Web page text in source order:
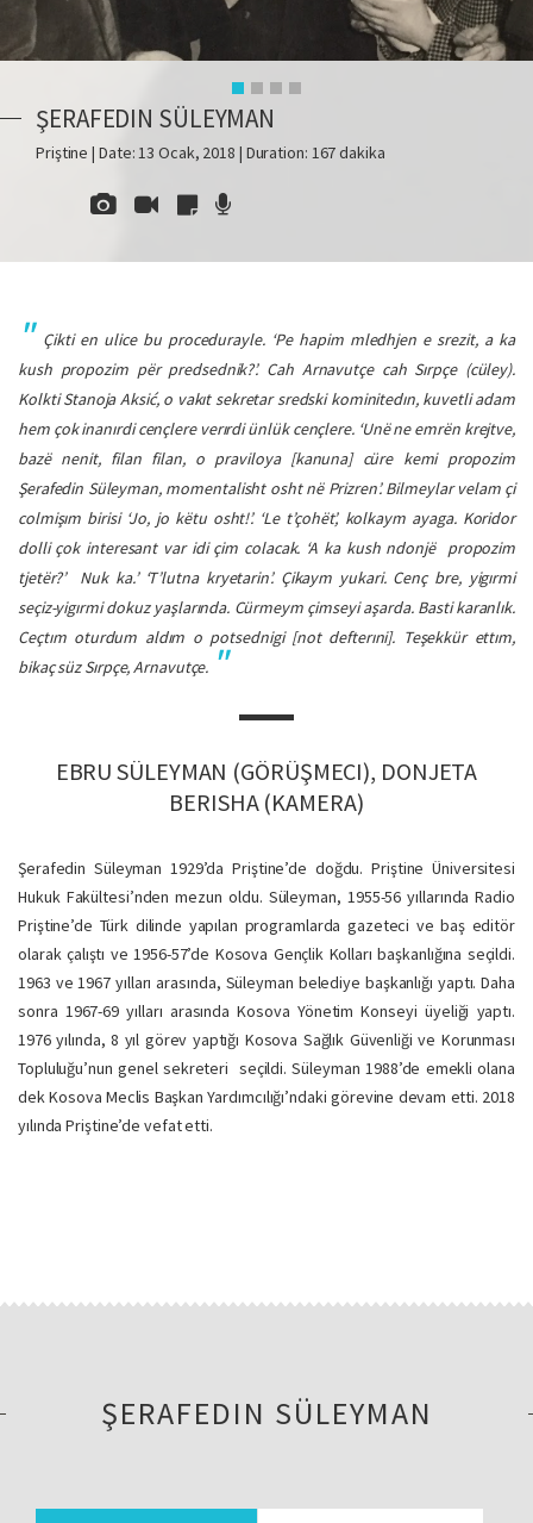
ŞERAFEDIN SÜLEYMAN
Priştine | Date: 13 Ocak, 2018 | Duration: 167 dakika
Çikti en ulice bu procedurayle. ‘Pe hapim mledhjen e srezit, a ka
kush propozim për predsednik?’. Cah Arnavutçe cah Sırpçe (cüley).
Kolkti Stanoja Aksić, o vakıt sekretarsredskikominitedın, kuvetli adam
hem çok inanırdi cençlere verırdi ünlük cençlere. ‘Unë ne emrën krejtve,
bazë nenit, filan filan, o praviloya [kanuna] cüre kemi propozim
Şerafedin Süleyman, momentalisht osht në Prizren’. Bilmeylar velam çi
colmişım birisi ‘ Jo, jo këtu osht!’. ‘Le t’çohët’,kolkaym ayaga. Koridor
dolli çok interesant var idi çim colacak. ‘A ka kush ndonjë propozim
tjetër?’
Nuk ka.’ ‘T’lutna kryetarin’. Çikaym yukari. Cenç bre, yigırmi
seçiz-yigırmi dokuz yaşlarında. Cürmeym çimseyi aşarda. Basti karanlık.
Ceçtım oturdum aldım o potsednigi [not defterıni]. Teşekkür ettım,
bikaç süz Sırpçe, Arnavutçe.
EBRU SÜLEYMAN (GÖRÜŞMECI), DONJETA
BERISHA (KAMERA)
Şerafedin Süleyman 1929’da Priştine’de doğdu. Priştine Üniversitesi
Hukuk Fakültesi’nden mezun oldu. Süleyman, 1955-56 yıllarında Radio
Priştine’de Türk dilinde yapılan programlarda gazeteci ve baş editör
olarak çalıştı ve 1956-57’de Kosova Gençlik Kolları başkanlığına seçildi.
1963 ve 1967 yılları arasında, Süleyman belediye başkanlığı yaptı. Daha
sonra 1967-69 yılları arasında Kosova Yönetim Konseyi üyeliği yaptı.
1976 yılında, 8 yıl görev yaptığı Kosova Sağlık Güvenliği ve Korunması
Topluluğu’nun genel sekreteri seçildi. Süleyman 1988’de emekli olana
dek Kosova Meclis Başkan Yardımcılığı’ndaki görevine devam etti. 2018
yılında Priştine’de vefat etti.
ŞERAFEDIN SÜLEYMAN